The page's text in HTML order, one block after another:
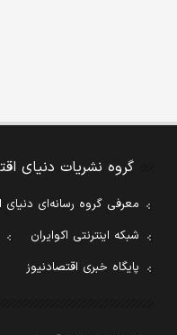
گروه نشریات دنیای
معرفی گروه رسانه‌ای دنیای
شبکه اینترنتی اکوایران
پایگاه خبری اقتصادنیوز